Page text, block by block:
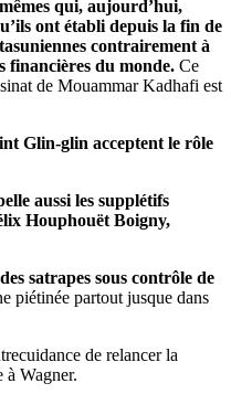
qui, aujourd’hui,
ont établi depuis la fin de
contrairement à
financières du monde. Ce
de Mouammar Kadhafi est
Glin-glin acceptent le rôle
aussi les supplétifs
Houphouët Boigny,
satrapes sous contrôle de
piétinée partout jusque dans
de relancer la
à Wagner.